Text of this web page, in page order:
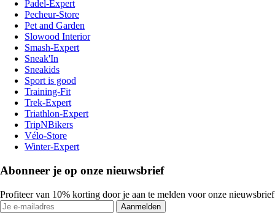
Padel-Expert
Pecheur-Store
Pet and Garden
Slowood Interior
Smash-Expert
Sneak'In
Sneakids
Sport is good
Training-Fit
Trek-Expert
Triathlon-Expert
TripNBikers
Vélo-Store
Winter-Expert
Abonneer je op onze nieuwsbrief
Profiteer van 10% korting door je aan te melden voor onze nieuwsbrief
Aanmelden